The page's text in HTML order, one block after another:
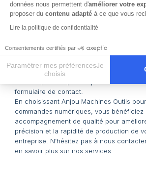
données nous permettent d'améliorer votre
proposer du contenu adapté à ce que vous
Lire la politique de confidentialité
Consentements certifiés par
Paramétrer mes préférencesJe
choisis
Axeptio consent
Plateforme de Gestion du
Notre plateforme vous permet d'adapter
L’accompagnement Anjou
Machines Outils
Que ce soit pour une maintenance, une
réparation ou une installation, notre
formulaire de contact.
En choisissant Anjou Machines Outils
commandes numériques, vous bénéficiez
accompagnement de qualité pour
précision et la rapidité de production de
entreprise. N’hésitez pas à nous
en savoir plus sur nos services